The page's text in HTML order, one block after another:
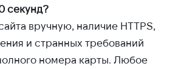
секунд?
вручную, наличие HTTPS,
и странных требований
номера карты. Любое